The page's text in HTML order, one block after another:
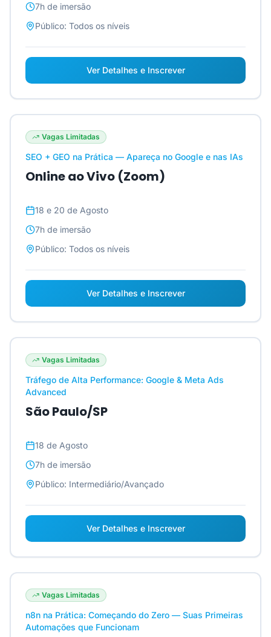
7h de imersão
Público: Todos os níveis
Ver Detalhes e Inscrever
Vagas Limitadas
SEO + GEO na Prática — Apareça no Google e nas IAs
Online ao Vivo (Zoom)
18 e 20 de Agosto
7h de imersão
Público: Todos os níveis
Ver Detalhes e Inscrever
Vagas Limitadas
Tráfego de Alta Performance: Google & Meta Ads
Advanced
São Paulo/SP
18 de Agosto
7h de imersão
Público: Intermediário/Avançado
Ver Detalhes e Inscrever
Vagas Limitadas
n8n na Prática: Começando do Zero — Suas Primeiras
Automações que Funcionam